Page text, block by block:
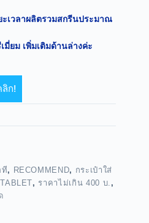
ะเวลาผลิตรวมสกรีนประมาณ
ยม เพิ่มเติมด้านล่างค่ะ
ก!
ที, RECOMMEND, กระเป๋าใส่
, ราคาไม่เกิน 400 บ. ,